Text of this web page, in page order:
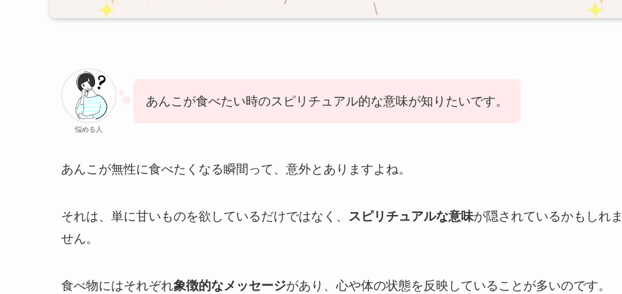
悩める人
あんこが食べたい時のスピリチュアル的な意味が知りたいです。
あんこが無性に食べたくなる瞬間って、意外とありますよね。
それは、単に甘いものを欲しているだけではなく、 スピリチュアルな意味が隠されているかもしれ
せん。
食べ物にはそれぞれ象徴的なメッセージがあり、心や体の状態を反映していることが多いのです。